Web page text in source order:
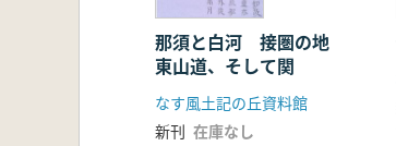
那須と白河 接圏の地
東山道、そして関
なす風土記の丘資料館
新刊 在庫なし